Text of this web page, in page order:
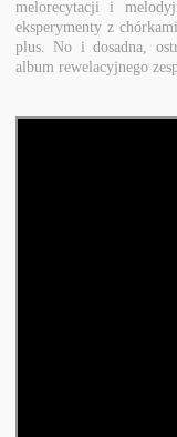
melorecytacji i
eksperymenty z
plus. No i dosadna,
album rewelacyjnego